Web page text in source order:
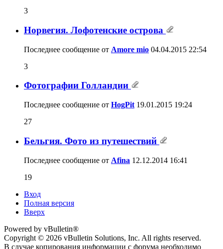
3
Норвегия. Лофотенские острова
Последнее сообщение от Amore mio 04.04.2015 22:54
3
Фотографии Голландии
Последнее сообщение от HogPit 19.01.2015 19:24
27
Бельгия. Фото из путешествий
Последнее сообщение от Afina 12.12.2014 16:41
19
Вход
Полная версия
Вверх
Powered by vBulletin®
Copyright © 2026 vBulletin Solutions, Inc. All rights reserved.
В случае копирования информации с форума необходимо